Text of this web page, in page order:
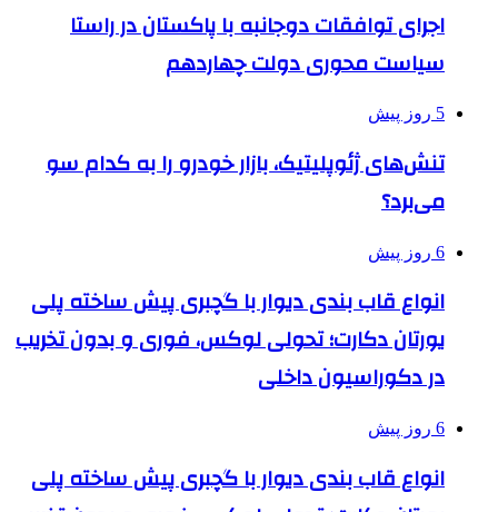
اجرای توافقات دوجانبه با پاکستان در راستا
سیاست محوری دولت چهاردهم
5 روز پیش
تنش‌های ژئوپلیتیک، بازار خودرو را به کدام سو
می‌برد؟
6 روز پیش
انواع قاب بندی دیوار با گچبری پیش ساخته پلی
یورتان دکارت؛ تحولی لوکس، فوری و بدون تخریب
در دکوراسیون داخلی
6 روز پیش
انواع قاب بندی دیوار با گچبری پیش ساخته پلی